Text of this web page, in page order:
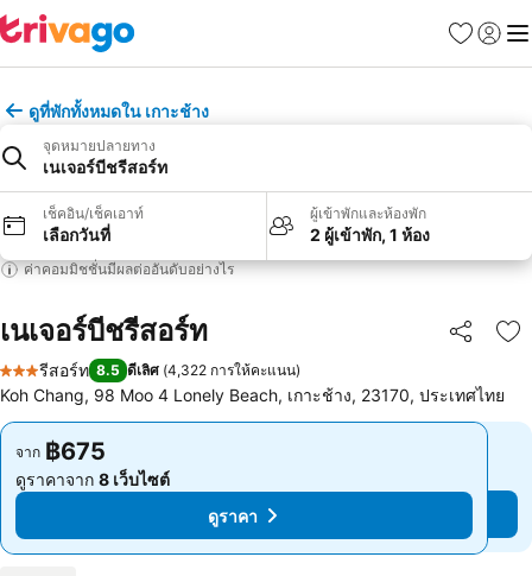
รายการโป
เข้าสู่ร
เมนู
ดูที่พักทั้งหมดใน เกาะช้าง
จุดหมายปลายทาง
เนเจอร์บีชรีสอร์ท
เช็คอิน/เช็คเอาท์
เลือกวันที่
ผู้เข้าพักและห้องพัก
2 ผู้เข้าพัก, 1 ห้อง
ค่าคอมมิชชั่นมีผลต่ออันดับอย่างไร
เนเจอร์บีชรีสอร์ท แชร์
เ
3 ดาว
รีสอร์ท 8.5 ดีเลิศ (4,322 การให้คะแนน)
Koh Chang, 98 Moo 4 Lonely Beach, เกาะช้าง, 23170, ประเทศไทย
จาก ฿675
ดูราคาจาก 8 เว็บไซต์
ดูราคา
จาก ฿675
ดูราคาจาก 8 เว็บไซต์
ดูราคา